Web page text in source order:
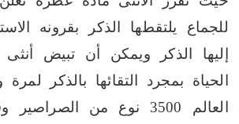
للجماع يلتقطها الذكر بقرونه
إليها الذكر ويمكن أن تبيض
الحياة بمجرد التقائها بالذكر
العالم 3500 نوع من